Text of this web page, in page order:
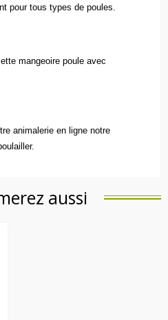
pour tous types de poules.
mangeoire poule avec
animalerie en ligne notre
aussi